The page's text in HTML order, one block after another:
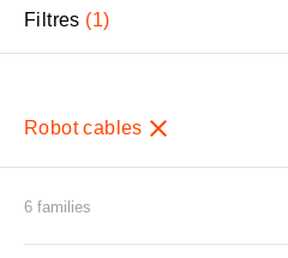
Filtres 1
Robot cables
6 families